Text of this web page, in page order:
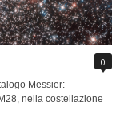
0
Messier:
nella costellazione